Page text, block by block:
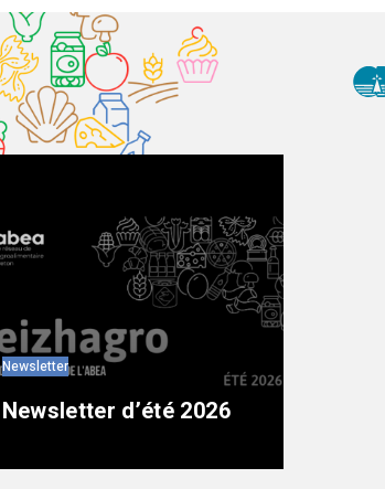
Newsletter
Newsletter d’été 2026